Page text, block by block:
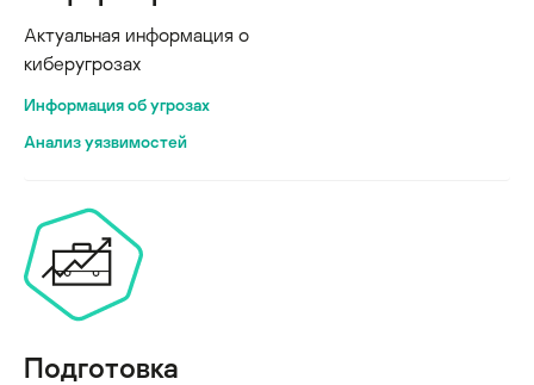
Актуальная информация о
киберугрозах
Информация об угрозах
Анализ уязвимостей
Подготовка